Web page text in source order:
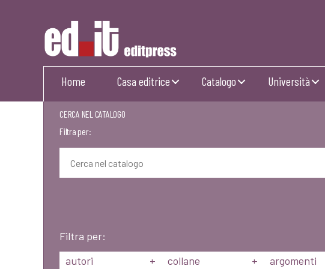
Editpress
Home Casa editrice Catalogo Università
CERCA NEL CATALOGO
Filtra per:
Filtra per:
autori
+ collane + argomenti